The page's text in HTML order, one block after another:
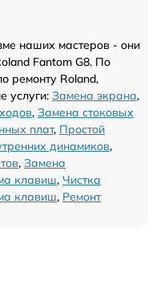
наших мастеров - они
Fantom G8. По
ремонту Roland,
услуги: Замена экрана,
, Замена стоковых
плат, Простой
динамиков,
, Замена
клавиш, Чистка
клавиш, Ремонт